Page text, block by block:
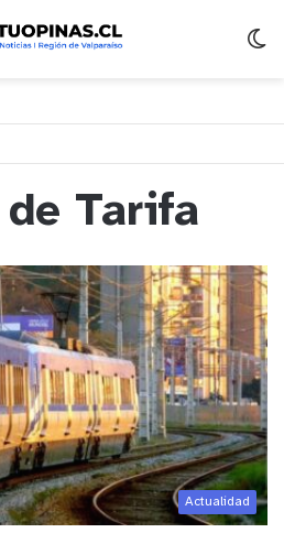
Tarifa
Actualidad